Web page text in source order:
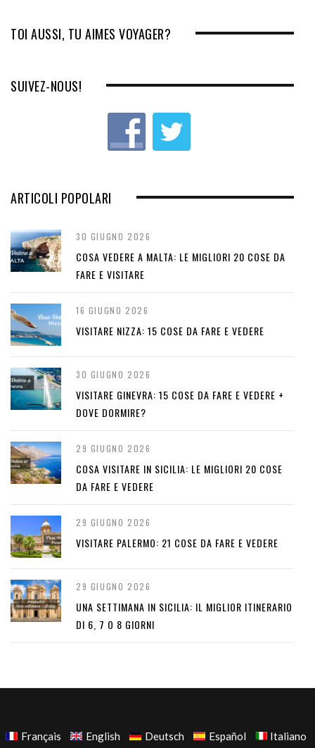
v
o
t
TOI AUSSI, TU AIMES VOYAGER?
SUIVEZ-NOUS!
ARTICOLI POPOLARI
30 GIUGNO 2026
COSA VEDERE A MALTA: LE MIGLIORI 20 COSE DA
FARE E VISITARE
16 GIUGNO 2026
VISITARE NIZZA: 15 COSE DA FARE E VEDERE
30 GIUGNO 2026
VISITARE GINEVRA: 15 COSE DA FARE E VEDERE +
DOVE DORMIRE?
29 GIUGNO 2026
COSA VISITARE IN SICILIA: LE MIGLIORI 20 COSE
DA FARE E VEDERE
29 GIUGNO 2026
VISITARE PALERMO: 21 COSE DA FARE E VEDERE
29 GIUGNO 2026
UNA SETTIMANA IN SICILIA: IL MIGLIOR ITINERARIO
DI 6, 7 O 8 GIORNI
Français English Deutsch Español
Italiano